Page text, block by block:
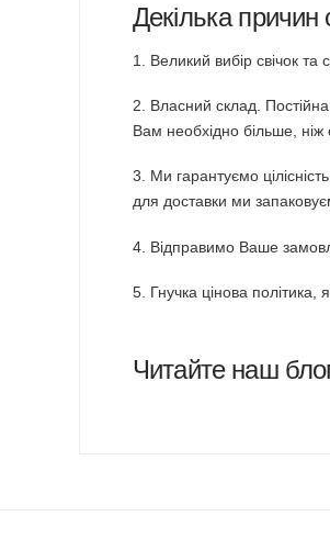
Декілька
1. Великий вибір свічок
2. Власний склад. Постійна
Вам необхідно більше,
3. Ми гарантуємо
для доставки ми
4. Відправимо Ваше
5. Гнучка цінова
Читайте наш